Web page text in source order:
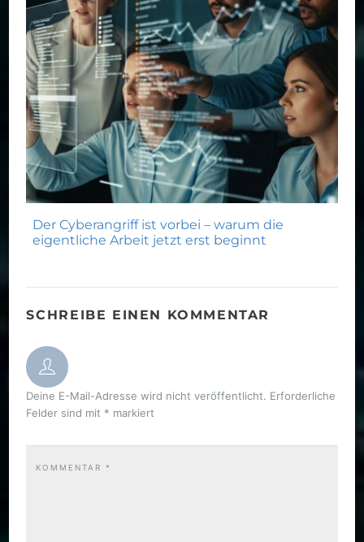
Der Cyberangriff ist vorbei – warum die
eigentliche Arbeit jetzt erst beginnt
SCHREIBE EINEN KOMMENTAR
Deine E-Mail-Adresse wird nicht veröffentlicht. Erforderliche
Felder sind mit * markiert
KOMMENTAR *